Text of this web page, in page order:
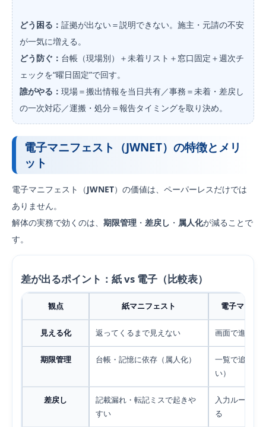
どう困る： 証拠が出ない＝説明できない。施主・元請の不安
が一気に増える。
どう防ぐ： 台帳（現場別）＋未着リスト＋窓口固定＋週次チ
ェックを“曜日固定”で回す。
誰がやる： 現場＝搬出情報を当日共有／事務＝未着・差戻し
の一次対応／運搬・処分＝報告タイミングを取り決め。
電子マニフェスト（JWNET）の特徴とメリ
ット
電子マニフェスト（JWNET）の価値は、ペーパーレスだけでは
ありません。
解体の実務で効くのは、 期限管理 ・ 差戻し ・ 属人化が減ることで
す。
差が出るポイント：紙 vs 電子（比較表）
観点 紙マニフェスト 電子マニフ
見える化 返ってくるまで見えない 画面で進捗が
期限管理 台帳・記憶に依存（属人化）
一覧で追いや
い）
差戻し
記載漏れ・転記ミスで起きや
すい
入力ルールと
る